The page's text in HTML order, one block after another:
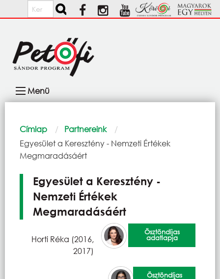
Ugrás a tartalomra
Keresés
navigáció
Menü
Morzsa
Címlap
Partnereink
Current:
Egyesület a Keresztény - Nemzeti Értékek
Megmaradásáért
Egyesület a Keresztény -
Nemzeti Értékek
Megmaradásáért
Horti Réka (2016,
2017)
Ösztöndíjas
adatlapja
Ösztöndíjas